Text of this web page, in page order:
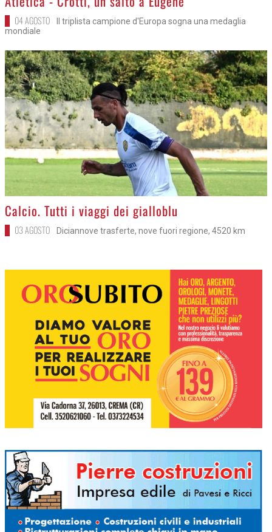
04 AGOSTO
Il triplista campione d'Europa sogna una medaglia
mondiale
>
Calcio. Tutti i viaggi dei gialloblu
03 AGOSTO Diciannove trasferte, nove fuori regione, 4520 km